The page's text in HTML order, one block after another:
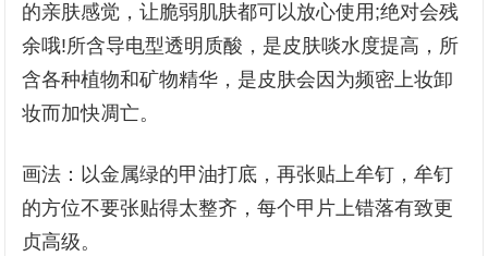
的亲肤感觉，让脆弱肌肤都可以放心使用;绝对会残
余哦!所含导电型透明质酸，是皮肤啖水度提高，所
含各种植物和矿物精华，是皮肤会因为频密上妆卸
妆而加快凋亡。
画法：以金属绿的甲油打底，再张贴上牟钉，牟钉
的方位不要张贴得太整齐，每个甲片上错落有致更
贞高级。